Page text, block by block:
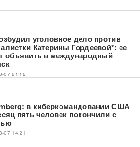
уголовное дело против
Катерины Гордеевой*: ее
объявить в международный
07 21:12
в киберкомандовании США
пять человек покончили с
07 14:21